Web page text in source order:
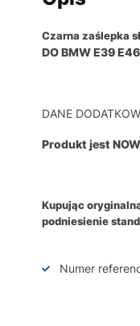
Czarna zaślepka
DO BMW E39
DANE
Produkt jest
Kupując
podniesienie
Numer